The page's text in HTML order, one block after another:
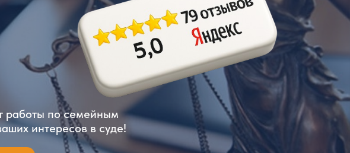
работы по семейным
интересов в суде!